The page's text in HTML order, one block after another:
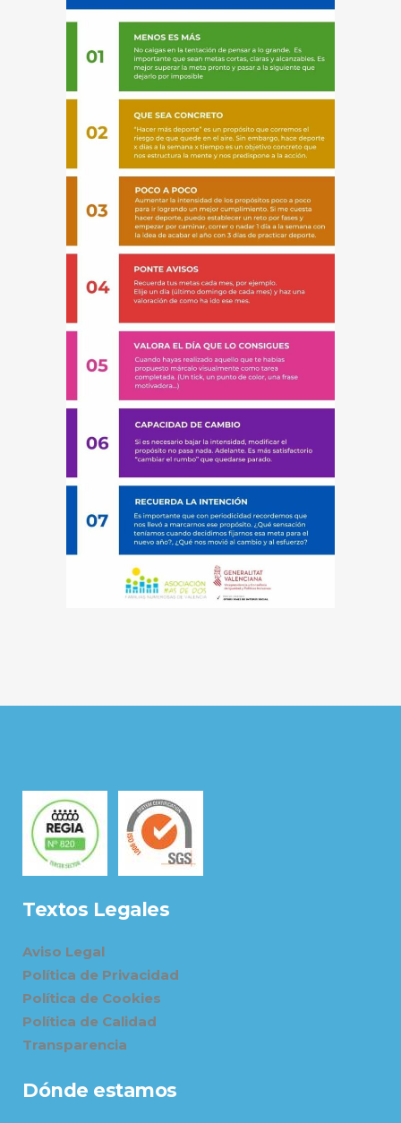
Textos Legales
Aviso Legal
Política de Privacidad
Política de Cookies
Política de Calidad
Transparencia
Dónde estamos